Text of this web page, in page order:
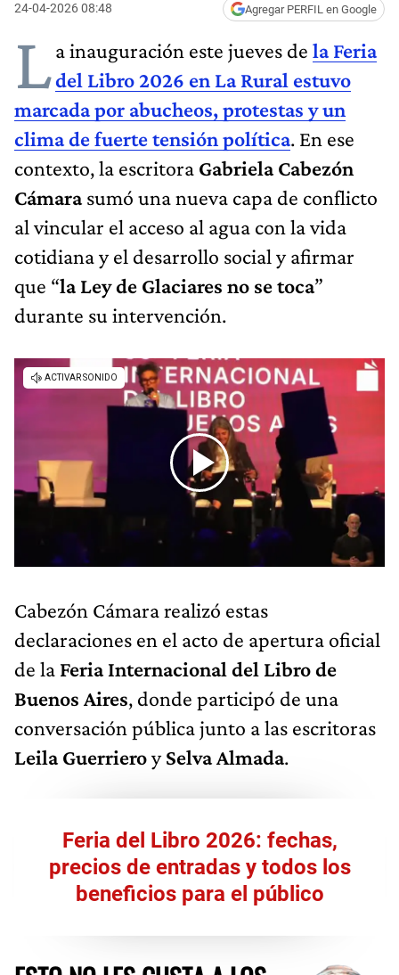
24-04-2026 08:48 Agregar PERFIL en Google
La inauguración este jueves de la Feria
del Libro 2026 en La Rural estuvo
marcada por abucheos, protestas y un
clima de fuerte tensión política. En ese
contexto, la escritora Gabriela Cabezón
Cámarasumó una nueva capa de conflicto
al vincular el acceso al agua con la vida
cotidiana y el desarrollo social y afirmar
que “la Ley de Glaciares no se toca”
durante su intervención.
Cabezón Cámara realizó estas
declaraciones en el acto de apertura oficial
de la Feria Internacional del Libro de
Buenos Aires, donde participó de una
conversación pública junto a las escritoras
Leila GuerrieroySelva Almada.
Feria del Libro 2026: fechas,
precios de entradas y todos los
beneficios para el público